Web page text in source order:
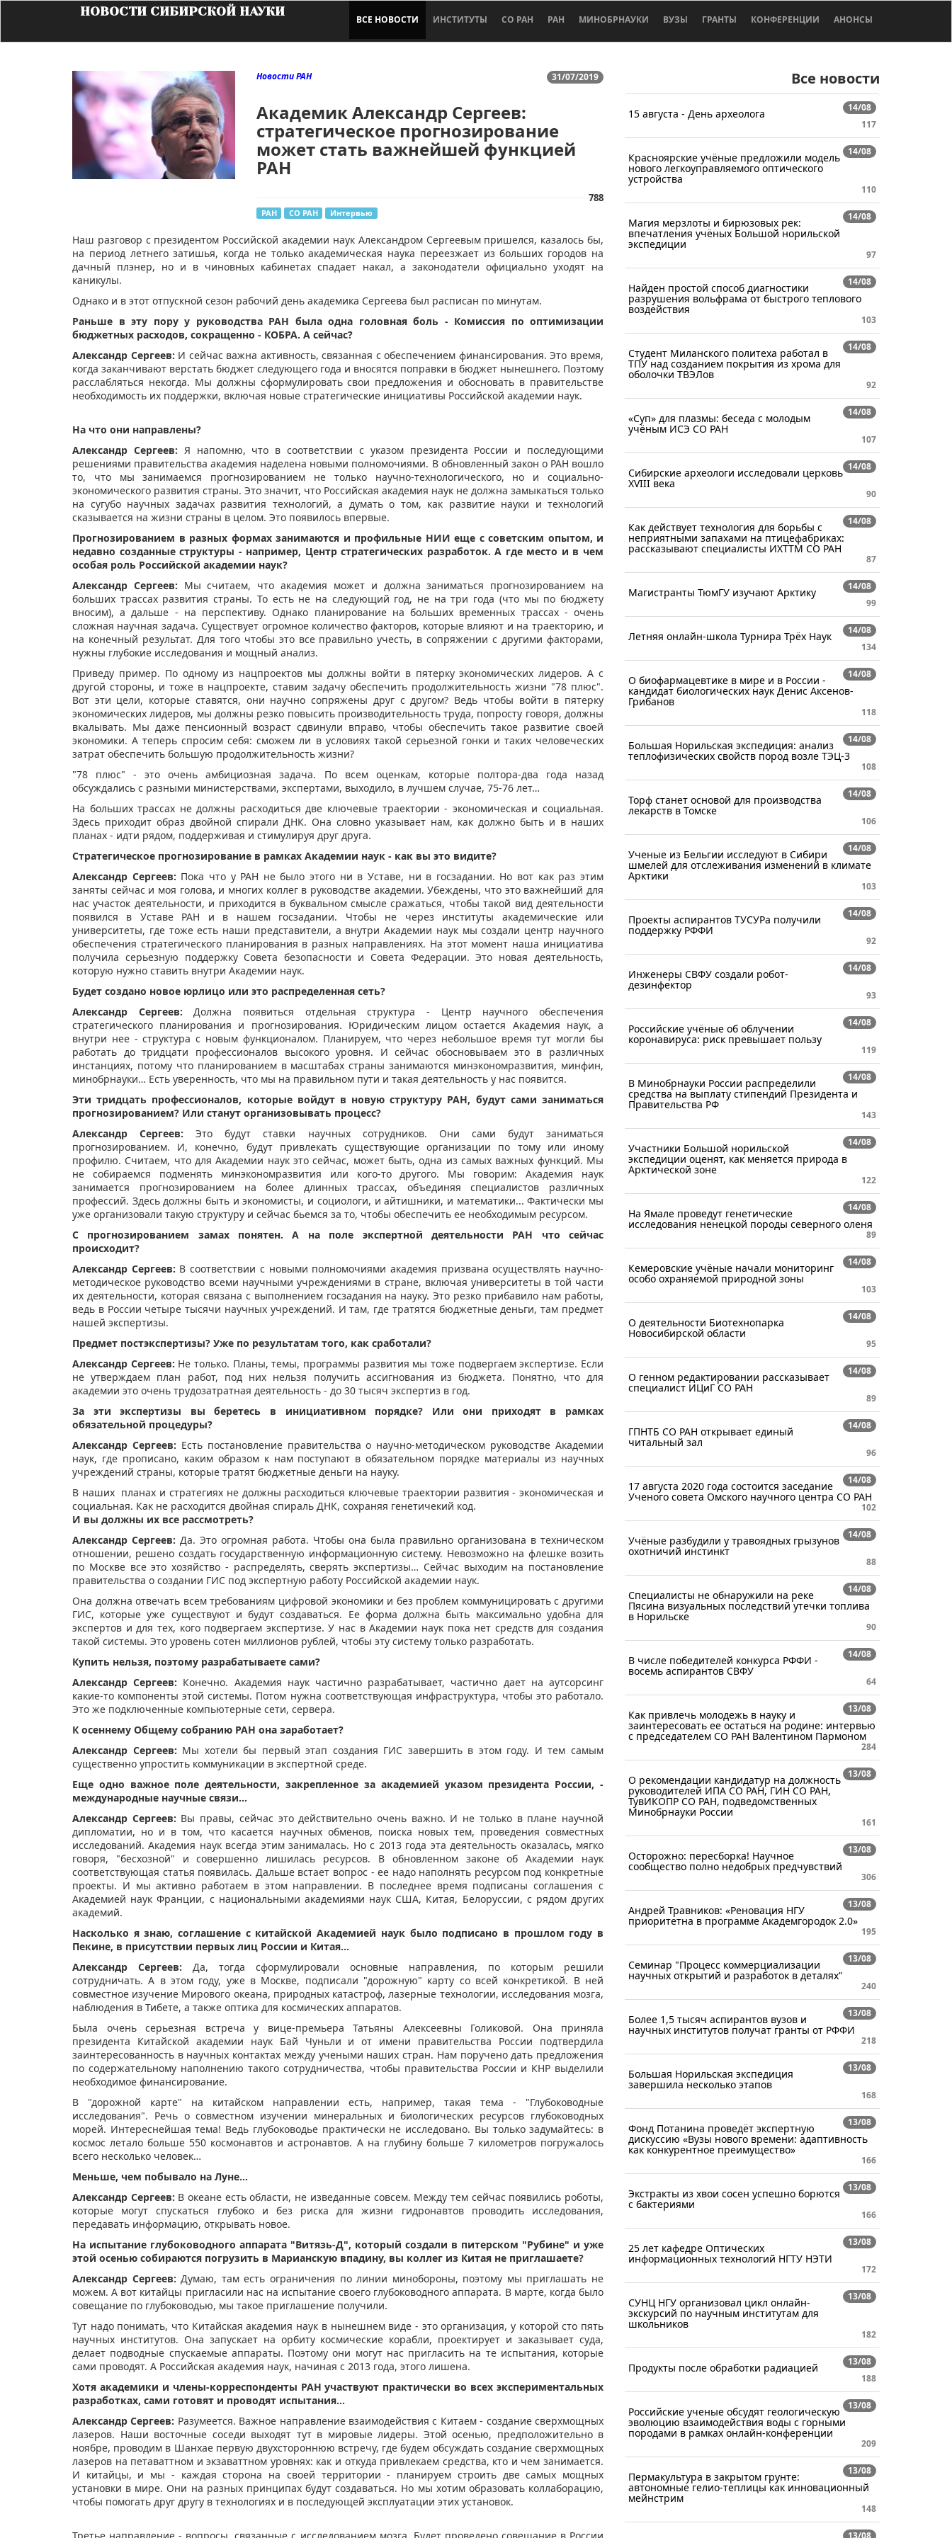
НОВОСТИ СИБИРСКОЙ НАУКИ
ВСЕ НОВОСТИ ИНСТИТУТЫ СО РАН РАН МИНОБРНАУКИ ВУЗЫ ГРАНТЫ КОНФЕРЕНЦИИ АНОНСЫ
31/07/2019
Новости РАН
Академик Александр Сергеев:
стратегическое прогнозирование
может стать важнейшей функцией
РАН
788
РАН СО РАН Интервью
​Наш разговор с президентом Российской академии наук Александром Сергеевым пришелся, казалось бы,
на период летнего затишья, когда не только академическая наука переезжает из больших городов на
дачный плэнер, но и в чиновных кабинетах спадает накал, а законодатели официально уходят на
каникулы.
Однако и в этот отпускной сезон рабочий день академика Сергеева был расписан по минутам.
Раньше в эту пору у руководства РАН была одна головная боль - Комиссия по оптимизации
бюджетных расходов, сокращенно - КОБРА. А сейчас?
Александр Сергеев: И сейчас важна активность, связанная с обеспечением финансирования. Это время,
когда заканчивают верстать бюджет следующего года и вносятся поправки в бюджет нынешнего. Поэтому
расслабляться некогда. Мы должны сформулировать свои предложения и обосновать в правительстве
необходимость их поддержки, включая новые стратегические инициативы Российской академии наук.
На что они направлены?
Александр Сергеев: Я напомню, что в соответствии с указом президента России и последующими
решениями правительства академия наделена новыми полномочиями. В обновленный закон о РАН вошло
то, что мы занимаемся прогнозированием не только научно-технологического, но и социально-
экономического развития страны. Это значит, что Российская академия наук не должна замыкаться только
на сугубо научных задачах развития технологий, а думать о том, как развитие науки и технологий
сказывается на жизни страны в целом. Это появилось впервые.
Прогнозированием в разных формах занимаются и профильные НИИ еще с советским опытом, и
недавно созданные структуры - например, Центр стратегических разработок. А где место и в чем
особая роль Российской академии наук?
Александр Сергеев: Мы считаем, что академия может и должна заниматься прогнозированием на
больших трассах развития страны. То есть не на следующий год, не на три года (что мы по бюджету
вносим), а дальше - на перспективу. Однако планирование на больших временных трассах - очень
сложная научная задача. Существует огромное количество факторов, которые влияют и на траекторию, и
на конечный результат. Для того чтобы это все правильно учесть, в сопряжении с другими факторами,
нужны глубокие исследования и мощный анализ.
Приведу пример. По одному из нацпроектов мы должны войти в пятерку экономических лидеров. А с
другой стороны, и тоже в нацпроекте, ставим задачу обеспечить продолжительность жизни "78 плюс".
Вот эти цели, которые ставятся, они научно сопряжены друг с другом? Ведь чтобы войти в пятерку
экономических лидеров, мы должны резко повысить производительность труда, попросту говоря, должны
вкалывать. Мы даже пенсионный возраст сдвинули вправо, чтобы обеспечить такое развитие своей
экономики. А теперь спросим себя: сможем ли в условиях такой серьезной гонки и таких человеческих
затрат обеспечить большую продолжительность жизни?
"78 плюс" - это очень амбициозная задача. По всем оценкам, которые полтора-два года назад
обсуждались с разными министерствами, экспертами, выходило, в лучшем случае, 75-76 лет…
На больших трассах не должны расходиться две ключевые траектории - экономическая и социальная.
Здесь приходит образ двойной спирали ДНК. Она словно указывает нам, как должно быть и в наших
планах - идти рядом, поддерживая и стимулируя друг друга.
Стратегическое прогнозирование в рамках Академии наук - как вы это видите?
Александр Сергеев: Пока что у РАН не было этого ни в Уставе, ни в госзадании. Но вот как раз этим
заняты сейчас и моя голова, и многих коллег в руководстве академии. Убеждены, что это важнейший для
нас участок деятельности, и приходится в буквальном смысле сражаться, чтобы такой вид деятельности
появился в Уставе РАН и в нашем госзадании. Чтобы не через институты академические или
университеты, где тоже есть наши представители, а внутри Академии наук мы создали центр научного
обеспечения стратегического планирования в разных направлениях. На этот момент наша инициатива
получила серьезную поддержку Совета безопасности и Совета Федерации. Это новая деятельность,
которую нужно ставить внутри Академии наук.
Будет создано новое юрлицо или это распределенная сеть?
Александр Сергеев: Должна появиться отдельная структура - Центр научного обеспечения
стратегического планирования и прогнозирования. Юридическим лицом остается Академия наук, а
внутри нее - структура с новым функционалом. Планируем, что через небольшое время тут могли бы
работать до тридцати профессионалов высокого уровня. И сейчас обосновываем это в различных
инстанциях, потому что планированием в масштабах страны занимаются минэкономразвития, минфин,
минобрнауки… Есть уверенность, что мы на правильном пути и такая деятельность у нас появится.
Эти тридцать профессионалов, которые войдут в новую структуру РАН, будут сами заниматься
прогнозированием? Или станут организовывать процесс?
Александр Сергеев: Это будут ставки научных сотрудников. Они сами будут заниматься
прогнозированием. И, конечно, будут привлекать существующие организации по тому или иному
профилю. Считаем, что для Академии наук это сейчас, может быть, одна из самых важных функций. Мы
не собираемся подменять минэкономразвития или кого-то другого. Мы говорим: Академия наук
занимается прогнозированием на более длинных трассах, объединяя специалистов различных
профессий. Здесь должны быть и экономисты, и социологи, и айтишники, и математики... Фактически мы
уже организовали такую структуру и сейчас бьемся за то, чтобы обеспечить ее необходимым ресурсом.
С прогнозированием замах понятен. А на поле экспертной деятельности РАН что сейчас
происходит?
Александр Сергеев: В соответствии с новыми полномочиями академия призвана осуществлять научно-
методическое руководство всеми научными учреждениями в стране, включая университеты в той части
их деятельности, которая связана с выполнением госзадания на науку. Это резко прибавило нам работы,
ведь в России четыре тысячи научных учреждений. И там, где тратятся бюджетные деньги, там предмет
нашей экспертизы.
Предмет постэкспертизы? Уже по результатам того, как сработали?
Александр Сергеев: Не только. Планы, темы, программы развития мы тоже подвергаем экспертизе. Если
не утверждаем план работ, под них нельзя получить ассигнования из бюджета. Понятно, что для
академии это очень трудозатратная деятельность - до 30 тысяч экспертиз в год.
За эти экспертизы вы беретесь в инициативном порядке? Или они приходят в рамках
обязательной процедуры?
Александр Сергеев: Есть постановление правительства о научно-методическом руководстве Академии
наук, где прописано, каким образом к нам поступают в обязательном порядке материалы из научных
учреждений страны, которые тратят бюджетные деньги на науку.
В наших планах и стратегиях не должны расходиться ключевые траектории развития - экономическая и
социальная. Как не расходится двойная спираль ДНК, сохраняя генетичекий код.
И вы должны их все рассмотреть?
Александр Сергеев: Да. Это огромная работа. Чтобы она была правильно организована в техническом
отношении, решено создать государственную информационную систему. Невозможно на флешке возить
по Москве все это хозяйство - распределять, сверять экспертизы… Сейчас выходим на постановление
правительства о создании ГИС под экспертную работу Российской академии наук.
Она должна отвечать всем требованиям цифровой экономики и без проблем коммуницировать с другими
ГИС, которые уже существуют и будут создаваться. Ее форма должна быть максимально удобна для
экспертов и для тех, кого подвергаем экспертизе. У нас в Академии наук пока нет средств для создания
такой системы. Это уровень сотен миллионов рублей, чтобы эту систему только разработать.
Купить нельзя, поэтому разрабатываете сами?
Александр Сергеев: Конечно. Академия наук частично разрабатывает, частично дает на аутсорсинг
какие-то компоненты этой системы. Потом нужна соответствующая инфраструктура, чтобы это работало.
Это же подключенные компьютерные сети, сервера.
К осеннему Общему собранию РАН она заработает?
Александр Сергеев: Мы хотели бы первый этап создания ГИС завершить в этом году. И тем самым
существенно упростить коммуникации в экспертной среде.
Еще одно важное поле деятельности, закрепленное за академией указом президента России, -
международные научные связи…
Александр Сергеев: Вы правы, сейчас это действительно очень важно. И не только в плане научной
дипломатии, но и в том, что касается научных обменов, поиска новых тем, проведения совместных
исследований. Академия наук всегда этим занималась. Но с 2013 года эта деятельность оказалась, мягко
говоря, "бесхозной" и совершенно лишилась ресурсов. В обновленном законе об Академии наук
соответствующая статья появилась. Дальше встает вопрос - ее надо наполнять ресурсом под конкретные
проекты. И мы активно работаем в этом направлении. В последнее время подписаны соглашения с
Академией наук Франции, с национальными академиями наук США, Китая, Белоруссии, с рядом других
академий.
Насколько я знаю, соглашение с китайской Академией наук было подписано в прошлом году в
Пекине, в присутствии первых лиц России и Китая…
Александр Сергеев: Да, тогда сформулировали основные направления, по которым решили
сотрудничать. А в этом году, уже в Москве, подписали "дорожную" карту со всей конкретикой. В ней
совместное изучение Мирового океана, природных катастроф, лазерные технологии, исследования мозга,
наблюдения в Тибете, а также оптика для космических аппаратов.
Была очень серьезная встреча у вице-премьера Татьяны Алексеевны Голиковой. Она приняла
президента Китайской академии наук Бай Чуньли и от имени правительства России подтвердила
заинтересованность в научных контактах между учеными наших стран. Нам поручено дать предложения
по содержательному наполнению такого сотрудничества, чтобы правительства России и КНР выделили
необходимое финансирование.
В "дорожной карте" на китайском направлении есть, например, такая тема - "Глубоководные
исследования". Речь о совместном изучении минеральных и биологических ресурсов глубоководных
морей. Интереснейшая тема! Ведь глубоководье практически не исследовано. Вы только задумайтесь: в
космос летало больше 550 космонавтов и астронавтов. А на глубину больше 7 километров погружалось
всего несколько человек…
Меньше, чем побывало на Луне…
Александр Сергеев: В океане есть области, не изведанные совсем. Между тем сейчас появились роботы,
которые могут спускаться глубоко и без риска для жизни гидронавтов проводить исследования,
передавать информацию, открывать новое.
На испытание глубоководного аппарата "Витязь-Д", который создали в питерском "Рубине" и уже
этой осенью собираются погрузить в Марианскую впадину, вы коллег из Китая не приглашаете?
Александр Сергеев: Думаю, там есть ограничения по линии минобороны, поэтому мы приглашать не
можем. А вот китайцы пригласили нас на испытание своего глубоководного аппарата. В марте, когда было
совещание по глубоководью, мы такое приглашение получили.
Тут надо понимать, что Китайская академия наук в нынешнем виде - это организация, у которой сто пять
научных институтов. Она запускает на орбиту космические корабли, проектирует и заказывает суда,
делает подводные спускаемые аппараты. Поэтому они могут нас пригласить на те испытания, которые
сами проводят. А Российская академия наук, начиная с 2013 года, этого лишена.
Хотя академики и члены-корреспонденты РАН участвуют практически во всех экспериментальных
разработках, сами готовят и проводят испытания…
Александр Сергеев: Разумеется. Важное направление взаимодействия с Китаем - создание сверхмощных
лазеров. Наши восточные соседи выходят тут в мировые лидеры. Этой осенью, предположительно в
ноябре, проводим в Шанхае первую двухстороннюю встречу, где будем обсуждать создание сверхмощных
лазеров на петаваттном и экзаваттном уровнях: как и откуда привлекаем средства, кто и чем занимается.
И китайцы, и мы - каждая сторона на своей территории - планируем строить две самых мощных
установки в мире. Они на разных принципах будут создаваться. Но мы хотим образовать коллаборацию,
чтобы помогать друг другу в технологиях и в последующей эксплуатации этих установок.
Все новости
14/08
15 августа - День археолога
117
14/08
Красноярские учёные предложили модель
нового легкоуправляемого оптического
устройства
110
14/08
Магия мерзлоты и бирюзовых рек:
впечатления учёных Большой норильской
экспедиции
97
14/08
Найден простой способ диагностики
разрушения вольфрама от быстрого теплового
воздействия
103
14/08
Студент Миланского политеха работал в
ТПУ над созданием покрытия из хрома для
оболочки ТВЭЛов
92
14/08
«Суп» для плазмы: беседа с молодым
учёным ИСЭ СО РАН
107
14/08
Сибирские археологи исследовали церковь
XVIII века
90
14/08
Как действует технология для борьбы с
неприятными запахами на птицефабриках:
рассказывают специалисты ИХТТМ СО РАН
87
14/08
Магистранты ТюмГУ изучают Арктику
99
14/08
Летняя онлайн-школа Турнира Трёх Наук
134
14/08
О биофармацевтике в мире и в России -
кандидат биологических наук Денис Аксенов-
Грибанов
118
14/08
Большая Норильская экспедиция: анализ
теплофизических свойств пород возле ТЭЦ-3
108
14/08
Торф станет основой для производства
лекарств в Томске
106
14/08
Ученые из Бельгии исследуют в Сибири
шмелей для отслеживания изменений в климате
Арктики
103
14/08
Проекты аспирантов ТУСУРа получили
поддержку РФФИ
92
14/08
Инженеры СВФУ создали робот-
дезинфектор
93
14/08
Российские учёные об облучении
коронавируса: риск превышает пользу
119
14/08
В Минобрнауки России распределили
средства на выплату стипендий Президента и
Правительства РФ
143
14/08
Участники Большой норильской
экспедиции оценят, как меняется природа в
Арктической зоне
122
14/08
На Ямале проведут генетические
исследования ненецкой породы северного оленя
89
14/08
Кемеровские учёные начали мониторинг
особо охраняемой природной зоны
103
14/08
О деятельности Биотехнопарка
Новосибирской области
95
14/08
О генном редактировании рассказывает
специалист ИЦиГ СО РАН
89
14/08
ГПНТБ СО РАН открывает единый
читальный зал
96
14/08
17 августа 2020 года состоится заседание
Ученого совета Омского научного центра СО РАН
102
14/08
Учёные разбудили у травоядных грызунов
охотничий инстинкт
88
14/08
Специалисты не обнаружили на реке
Пясина визуальных последствий утечки топлива
в Норильске
90
14/08
В числе победителей конкурса РФФИ -
восемь аспирантов СВФУ
64
13/08
Как привлечь молодежь в науку и
заинтересовать ее остаться на родине: интервью
с председателем СО РАН Валентином Пармоном
284
13/08
О рекомендации кандидатур на должность
руководителей ИПА СО РАН, ГИН СО РАН,
ТувИКОПР СО РАН, подведомственных
Минобрнауки России
161
13/08
Осторожно: пересборка! Научное
сообщество полно недобрых предчувствий
306
13/08
Андрей Травников: «Реновация НГУ
приоритетна в программе Академгородок 2.0»
195
13/08
Семинар "Процесс коммерциализации
научных открытий и разработок в деталях"
240
13/08
Более 1,5 тысяч аспирантов вузов и
научных институтов получат гранты от РФФИ
218
13/08
Большая Норильская экспедиция
завершила несколько этапов
168
13/08
Фонд Потанина проведёт экспертную
дискуссию «Вузы нового времени: адаптивность
как конкурентное преимущество»
166
13/08
Экстракты из хвои сосен успешно борются
с бактериями
166
13/08
25 лет кафедре Оптических
информационных технологий НГТУ НЭТИ
172
13/08
СУНЦ НГУ организовал цикл онлайн-
экскурсий по научным институтам для
школьников
182
13/08
Продукты после обработки радиацией
188
13/08
Российские ученые обсудят геологическую
эволюцию взаимодействия воды с горными
породами в рамках онлайн-конференции
209
13/08
Пермакультура в закрытом грунте:
автономные гелио-теплицы как инновационный
мейнстрим
148
13/08